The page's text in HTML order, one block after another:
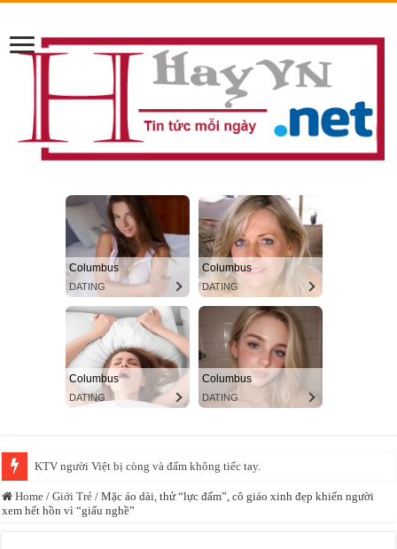
KTV người Việt bị còng và đấm không tiếc tay.
Home / Giới Trẻ / Mặc áo dài, thử “lực đấm”, cô giáo xinh đẹp khiến người
xem hết hồn vì “giấu nghề”